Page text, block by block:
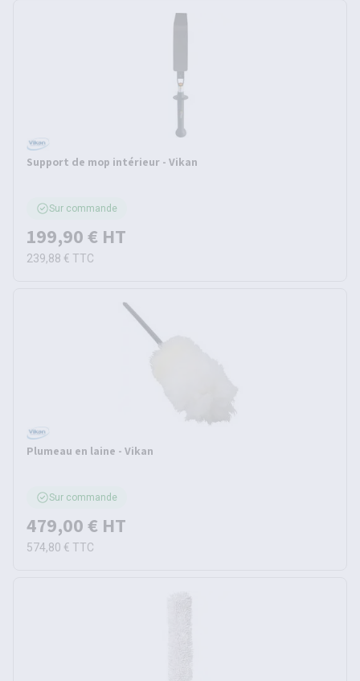
Support de mop intérieur - Vikan
Sur commande
199,90 € HT
239,88 € TTC
Plumeau en laine - Vikan
Sur commande
479,00 € HT
574,80 € TTC